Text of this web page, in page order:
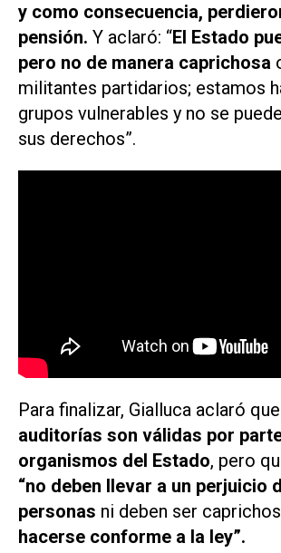
y como consecuencia,
pensión. Y aclaró: “El Estado
pero no de manera caprichosa
militantes partidarios; estamos
grupos vulnerables y no se
sus derechos”.
Para finalizar, Gialluca aclaró que
auditorías son válidas por
organismos del Estado, pero
“no deben llevar a un perjuicio
personas ni deben ser
hacerse conforme a la ley”.